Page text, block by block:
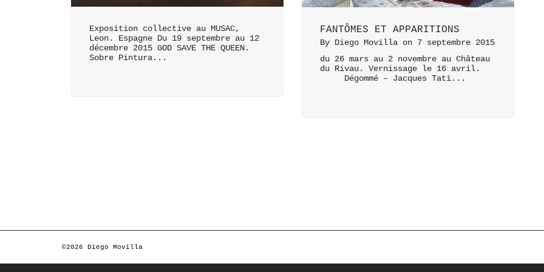
Exposition collective au MUSAC,
Leon. Espagne Du 19 septembre au 12
décembre 2015 GOD SAVE THE QUEEN.
Sobre Pintura...
FANTÔMES ET APPARITIONS
By Diego Movilla on 7 septembre 2015
du 26 mars au 2 novembre au Château
du Rivau. Vernissage le 16 avril.
Dégommé – Jacques Tati...
©2026 Diego Movilla